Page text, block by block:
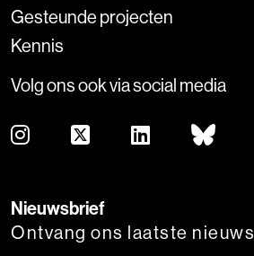
Gesteunde projecten
Kennis
Volg ons ook via social media
Nieuwsbrief
Ontvang ons laatste nieuws